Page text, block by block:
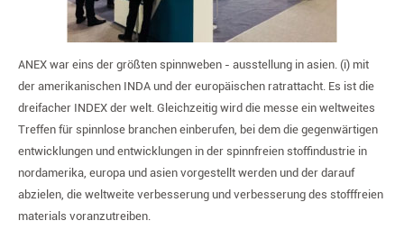
ANEX war eins der größten spinnweben - ausstellung in asien. (i) mit
der amerikanischen INDA und der europäischen ratrattacht. Es ist die
dreifacher INDEX der welt. Gleichzeitig wird die messe ein weltweites
Treffen für spinnlose branchen einberufen, bei dem die gegenwärtigen
entwicklungen und entwicklungen in der spinnfreien stoffindustrie in
nordamerika, europa und asien vorgestellt werden und der darauf
abzielen, die weltweite verbesserung und verbesserung des stofffreien
materials voranzutreiben.